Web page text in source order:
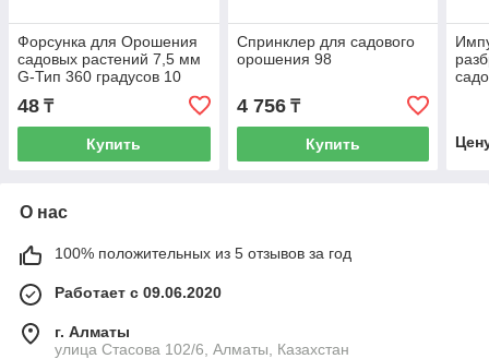
Форсунка для Орошения
садовых растений 7,5 мм
G-Тип 360 градусов 10
48 ₸
Купить
Спринклер для садового
орошения 98
4 756₸
Купить
О нас
100% положительных из 5 отзывов за год
Работает с 09.06.2020
г. Алматы
улица Стасова 102/6, Алматы, Казахстан